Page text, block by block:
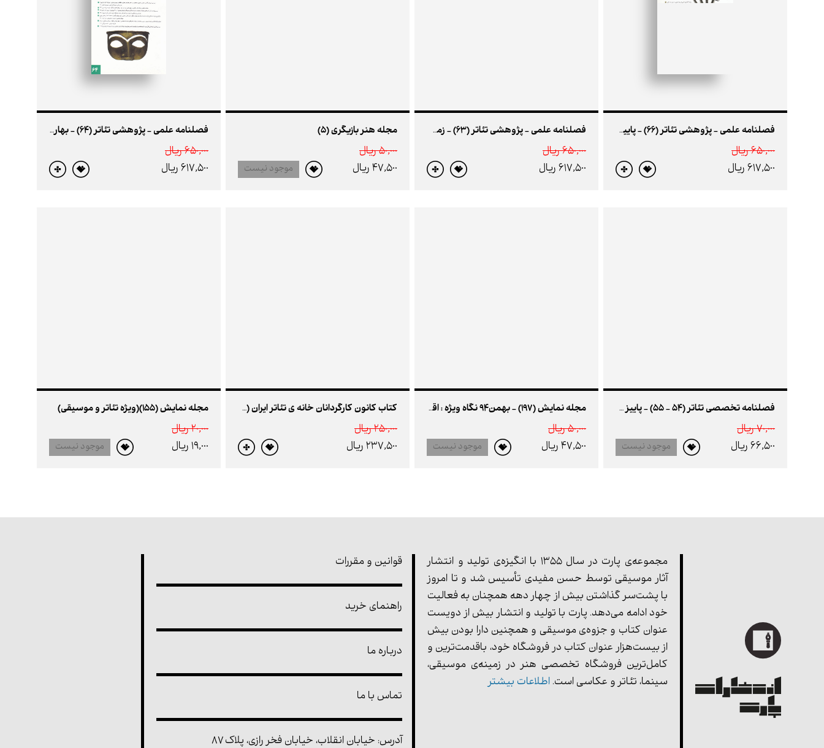
فصلنامه علمی - پژوهشی تئاتر (66) - پاییز96
650,000 ريال
617,500 ريال
فصلنامه علمی - پژوهشی تئاتر (63) - زمستان94
650,000 ريال
617,500 ريال
مجله هنر بازیگری (5)
50,000 ريال
47,500 ريال
موجود نیست
فصلنامه علمی - پژوهشی تئاتر (64) - بهار95
650,000 ريال
617,500 ريال
فصلنامه تخصصی تئاتر (54 - 55) - پاییز و زمستان 92
70,000 ريال
66,500 ريال
موجود نیست
مجله نمایش (197) - بهمن94 نگاه ویژه : اقتباس در تئاتر
50,000 ريال
47,500 ريال
موجود نیست
کتاب کانون کارگردانان خانه ی تئاتر ایران (3)
250,000 ريال
237,500 ريال
مجله نمایش (155)(ویژه تئاتر و موسیقی)
20,000 ريال
19,000 ريال
موجود نیست
مجموعه‌ی پارت در سال 1355 با انگیزه‌ی تولید و انتشار
آثار موسیقی توسط حسن مفیدی تأسیس شد و تا امروز
با پشت‌سر گذاشتن بیش از چهار دهه همچنان به فعالیت
خود ادامه می‌دهد. پارت با تولید و انتشار بیش از دویست
عنوان کتاب و جزوه‌ی موسیقی و همچنین دارا بودن بیش
از بیست‌هزار عنوان کتاب در فروشگاه خود، باقدمت‌ترین و
کامل‌ترین فروشگاه تخصصی هنر در زمینه‌ی موسیقی،
سینما، تئاتر و عکاسی است. اطلاعات بیشتر
قوانین و مقررات
راهنمای خرید
درباره ما
تماس با ما
آدرس: خیابان انقلاب، خیابان فخر رازی، پلاک ۸۷